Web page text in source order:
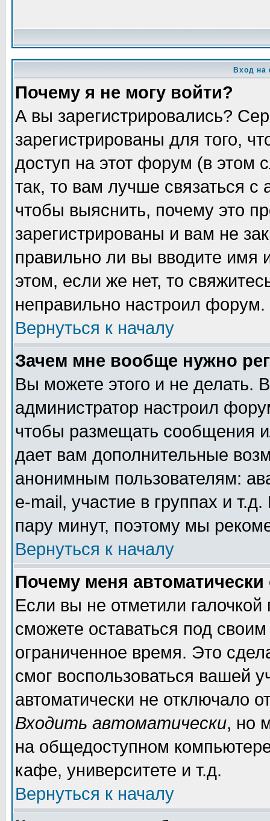
Вход на
Почему я не могу войти?
А вы зарегистрировались?
зарегистрированы для того,
доступ на этот форум (в этом
так, то вам лучше связаться
чтобы выяснить, почему это
зарегистрированы и вам не
правильно ли вы вводите
этом, если же нет, то
неправильно настроил форум.
Вернуться к началу
Зачем мне вообще нужно
Вы можете этого и не делать.
администратор настроил
чтобы размещать сообщения
дает вам дополнительные
анонимным пользователям:
e-mail, участие в группах и
пару минут, поэтому мы
Вернуться к началу
Почему меня автоматически
Если вы не отметили галочкой
сможете оставаться под
ограниченное время. Это
смог воспользоваться вашей
автоматически не отключало
Входить автоматически, но
на общедоступном
кафе, университете и т.д.
Вернуться к началу